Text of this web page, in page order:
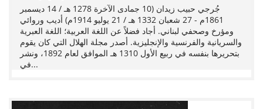
جُرجي حبيب زيدان (10 جمادى الآخرة 1278 هـ / 14 ديسمبر
1861م - 27 شعبان 1332 هـ / 21 يوليو 1914م) أديب وروائي
ومؤرخ وصحفي لبناني. أجاد فضلاً عن اللغة العربية؛ اللغة العبرية
والسريانية والفرنسية والإنجليزية. أصدر مجلة الهلال التي كان يقوم
بتحريرها بنفسه في ربيع الأول 1310 هـ الموافق لعام 1892، ونشر
في...